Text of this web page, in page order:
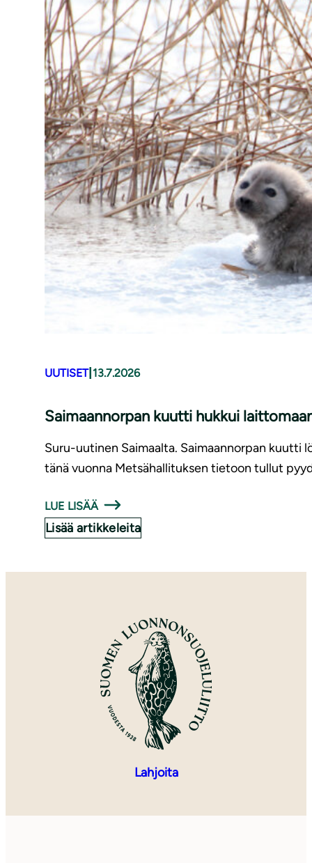
UUTISET| 13.7.2026
Saimaannorpan kuutti hukkui
Suru-uutinen Saimaalta. Saimaannorpan kuutti
tänä vuonna Metsähallituksen tietoon tullut
LUE LISÄÄ
Lisää artikkeleita
Lahjoita